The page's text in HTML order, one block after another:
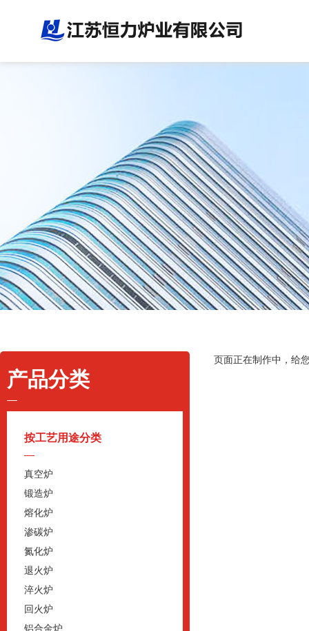
产品分类
按工艺用途分类
真空炉
锻造炉
熔化炉
渗碳炉
氮化炉
退火炉
淬火炉
回火炉
铝合金炉
页面正在制作中，给